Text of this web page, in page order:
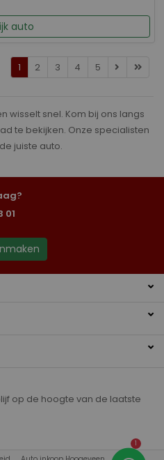
auto
1 2 3 4 5
wisselt snel. Kom bij ons langs
te bekijken. Onze specialisten
juiste auto.
01
op de hoogte van de laatste
1